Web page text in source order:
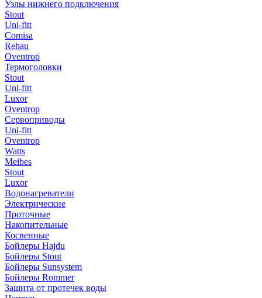
Узлы нижнего подключения
Stout
Uni-fitt
Comisa
Rehau
Oventrop
Термоголовки
Stout
Uni-fitt
Luxor
Oventrop
Сервоприводы
Uni-fitt
Oventrop
Watts
Meibes
Stout
Luxor
Водонагреватели
Электрические
Проточные
Накопительные
Косвенные
Бойлеры Hajdu
Бойлеры Stout
Бойлеры Sunsystem
Бойлеры Rommer
Защита от протечек воды